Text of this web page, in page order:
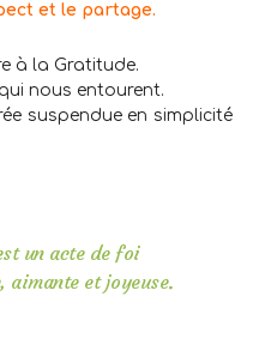
et le partage.
à la Gratitude.
nous entourent.
suspendue en simplicité
un acte de foi
aimante et joyeuse.